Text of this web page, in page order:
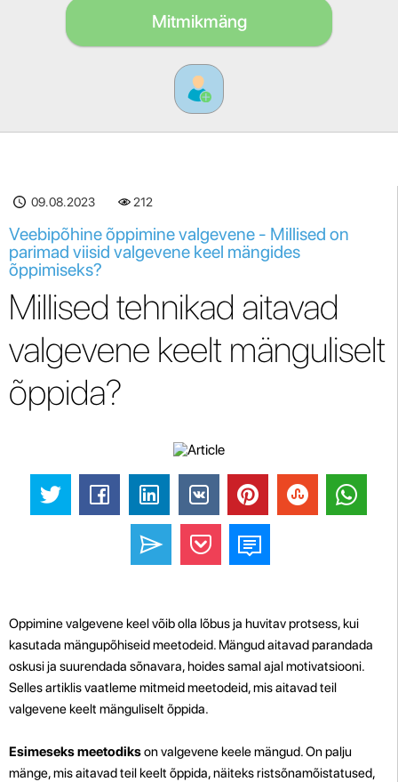
Mitmikmäng
09.08.2023 212
Veebipõhine õppimine valgevene - Millised on
parimad viisid valgevene keel mängides
õppimiseks?
Millised tehnikad aitavad
valgevene keelt mänguliselt
õppida?
Oppimine valgevene keel võib olla lõbus ja huvitav protsess, kui
kasutada mängupõhiseid meetodeid. Mängud aitavad parandada
oskusi ja suurendada sõnavara, hoides samal ajal motivatsiooni.
Selles artiklis vaatleme mitmeid meetodeid, mis aitavad teil
valgevene keelt mänguliselt õppida.
Esimeseks meetodikson valgevene keele mängud. On palju
mänge, mis aitavad teil keelt õppida, näiteks ristsõnamõistatused,